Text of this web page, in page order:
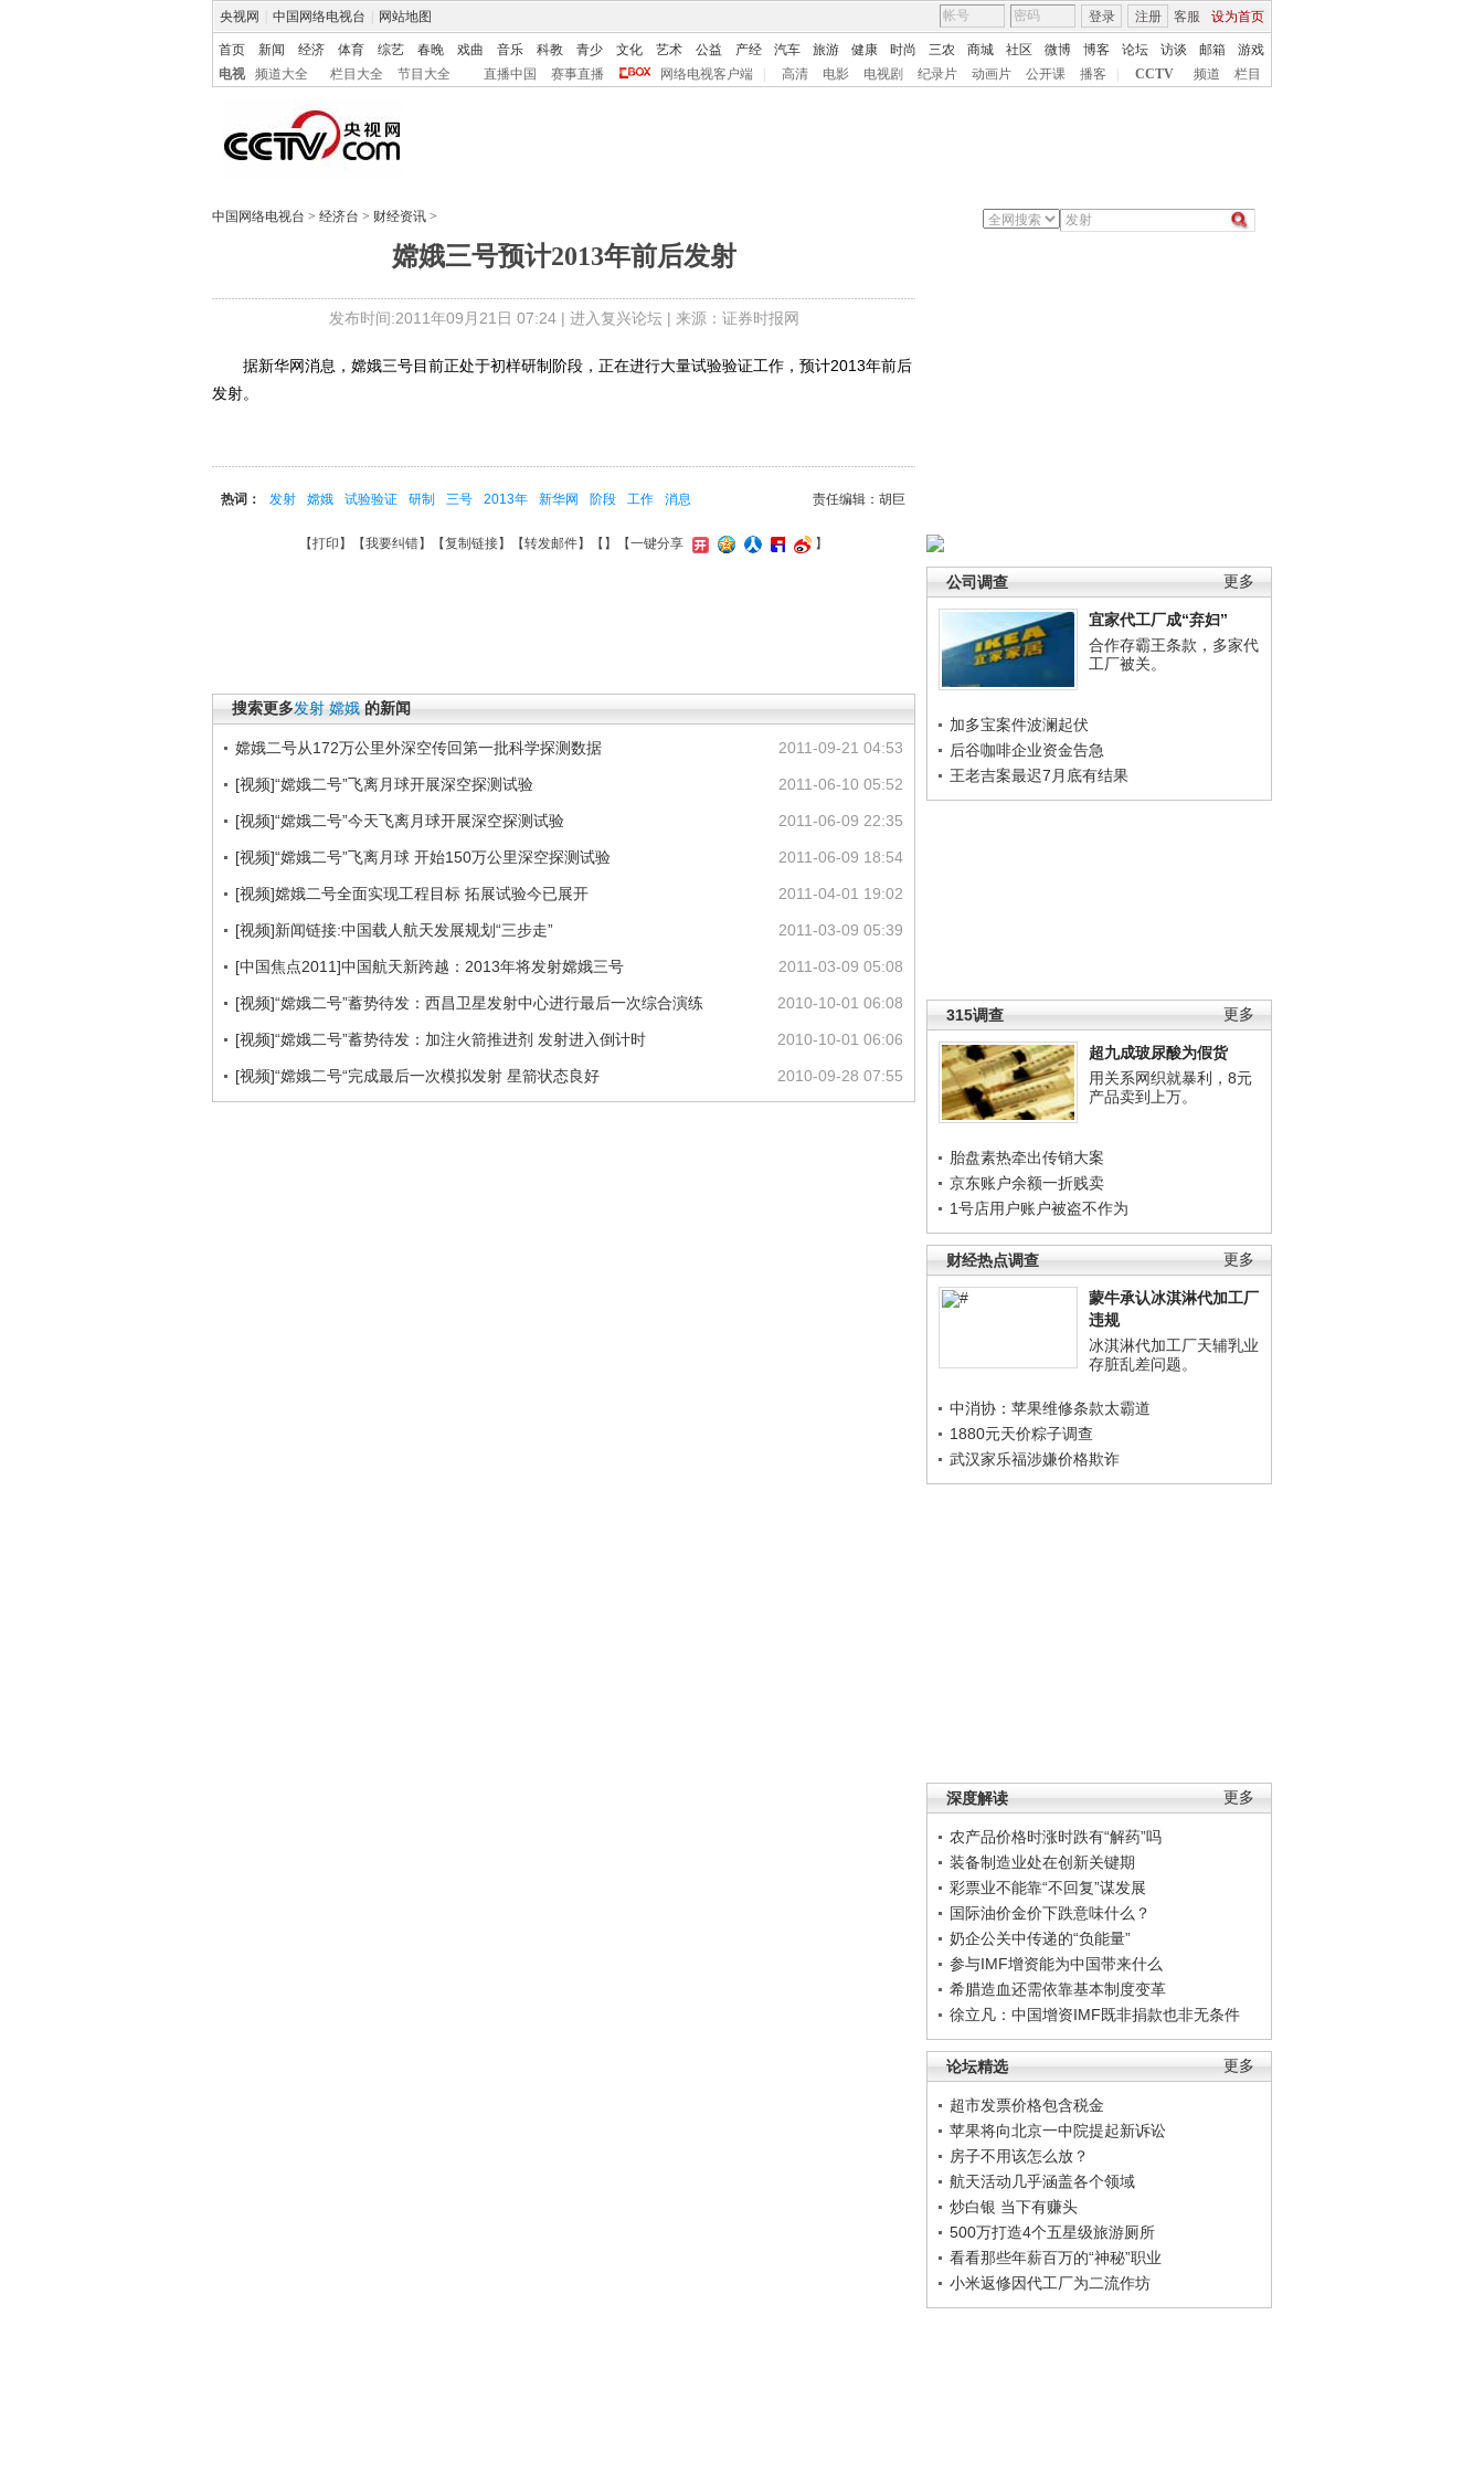
央视网 中国网络电视台 网站地图 客服 设为首页
登录 注册
首页 新闻 经济 体育 综艺 春晚 戏曲 音乐 科教 青少 文化 艺术 公益 产经 汽车 旅游 健康 时尚 三农 商城 社区 微博 博客 论坛 访谈 邮箱
游戏
电视
频道大全 栏目大全 节目大全 直播中国 赛事直播 网络电视客户端 高清 电影 电视剧 纪录片 动画片 公开课 播客 CCTV 频道 栏目
中国网络电视台 > 经济台 > 财经资讯 >
嫦娥三号预计2013年前后发射
发布时间:2011年09月21日 07:24 | 进入复兴论坛| 来源：证券时报网
更多
公司调查
宜家代工厂成“弃妇”
合作存霸王条款，多家代
工厂被关。
加多宝案件波澜起伏
后谷咖啡企业资金告急
王老吉案最迟7月底有结果
更多
315调查
超九成玻尿酸为假货
用关系网织就暴利，8元
产品卖到上万。
胎盘素热牵出传销大案
京东账户余额一折贱卖
1号店用户账户被盗不作为
更多
财经热点调查
蒙牛承认冰淇淋代加工厂
违规
冰淇淋代加工厂天辅乳业
存脏乱差问题。
中消协：苹果维修条款太霸道
1880元天价粽子调查
武汉家乐福涉嫌价格欺诈
更多
深度解读
农产品价格时涨时跌有“解药”吗
装备制造业处在创新关键期
彩票业不能靠“不回复”谋发展
国际油价金价下跌意味什么？
奶企公关中传递的“负能量”
参与IMF增资能为中国带来什么
希腊造血还需依靠基本制度变革
徐立凡：中国增资IMF既非捐款也非无条件
更多
论坛精选
超市发票价格包含税金
苹果将向北京一中院提起新诉讼
房子不用该怎么放？
航天活动几乎涵盖各个领域
炒白银 当下有赚头
500万打造4个五星级旅游厕所
看看那些年薪百万的“神秘”职业
小米返修因代工厂为二流作坊
据新华网消息，嫦娥三号目前正处于初样研制阶段，正在进行大量试验验证工作，预计2013年前后
发射。
责任编辑：胡巨
热词： 发射 嫦娥 试验验证 研制 三号 2013年 新华网 阶段 工作 消息
【打印 】【我要纠错】【复制链接】【转发邮件】【 】 【一键分享 】
搜索更多发射 嫦娥 的新闻
2011-09-21 04:53
嫦娥二号从172万公里外深空传回第一批科学探测数据
2011-06-10 05:52
[视频]“嫦娥二号”飞离月球开展深空探测试验
2011-06-09 22:35
[视频]“嫦娥二号”今天飞离月球开展深空探测试验
2011-06-09 18:54
[视频]“嫦娥二号”飞离月球 开始150万公里深空探测试验
2011-04-01 19:02
[视频]嫦娥二号全面实现工程目标 拓展试验今已展开
2011-03-09 05:39
[视频]新闻链接:中国载人航天发展规划“三步走”
2011-03-09 05:08
[中国焦点2011]中国航天新跨越：2013年将发射嫦娥三号
2010-10-01 06:08
[视频]“嫦娥二号”蓄势待发：西昌卫星发射中心进行最后一次综合演练
2010-10-01 06:06
[视频]“嫦娥二号”蓄势待发：加注火箭推进剂 发射进入倒计时
2010-09-28 07:55
[视频]“嫦娥二号“完成最后一次模拟发射 星箭状态良好